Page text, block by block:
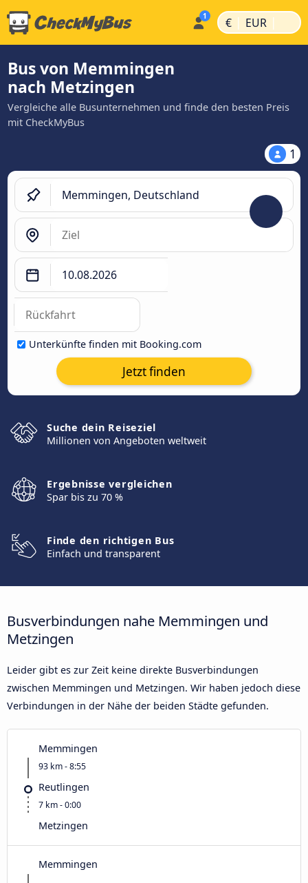
€ | EUR |
Bus von Memmingen
nach Metzingen
Vergleiche alle Busunternehmen und finde den besten Preis
mit CheckMyBus
1
Unterkünfte finden mit Booking.com
Jetzt finden
Suche dein Reiseziel
Millionen von Angeboten weltweit
Ergebnisse vergleichen
Spar bis zu 70 %
Finde den richtigen Bus
Einfach und transparent
Busverbindungen nahe Memmingen und
Metzingen
Leider gibt es zur Zeit keine direkte Busverbindungen
zwischen Memmingen und Metzingen. Wir haben jedoch diese
Verbindungen in der Nähe der beiden Städte gefunden.
Memmingen
93 km - 8:55
Reutlingen
7 km - 0:00
Metzingen
Memmingen